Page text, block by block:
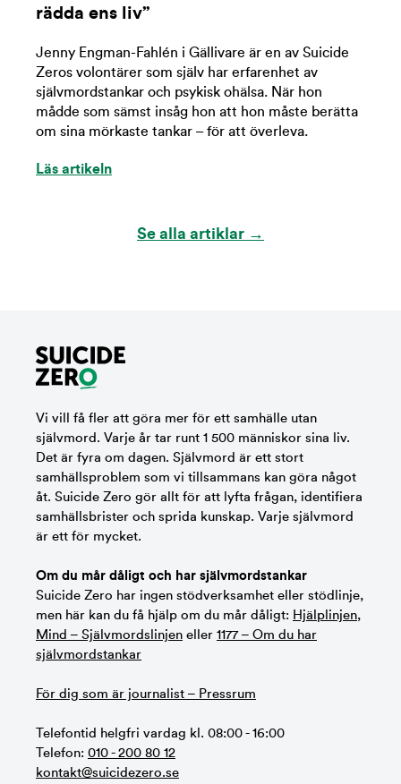
rädda ens liv”
Jenny Engman-Fahlén i Gällivare är en av Suicide
Zeros volontärer som själv har erfarenhet av
självmordstankar och psykisk ohälsa. När hon
mådde som sämst insåg hon att hon måste berätta
om sina mörkaste tankar – för att överleva.
Läs artikeln
Se alla artiklar →
Vi vill få fler att göra mer för ett samhälle utan
självmord. Varje år tar runt 1 500 människor sina liv.
Det är fyra om dagen. Självmord är ett stort
samhällsproblem som vi tillsammans kan göra något
åt. Suicide Zero gör allt för att lyfta frågan, identifiera
samhällsbrister och sprida kunskap. Varje självmord
är ett för mycket.
Om du mår dåligt och har självmordstankar
Suicide Zero har ingen stödverksamhet eller stödlinje,
men här kan du få hjälp om du mår dåligt: Hjälplinjen,
Mind – Självmordslinjen eller 1177 – Om du har
självmordstankar
För dig som är journalist – Pressrum
Telefontid helgfri vardag kl. 08:00 - 16:00
Telefon: 010 - 200 80 12
kontakt@suicidezero.se